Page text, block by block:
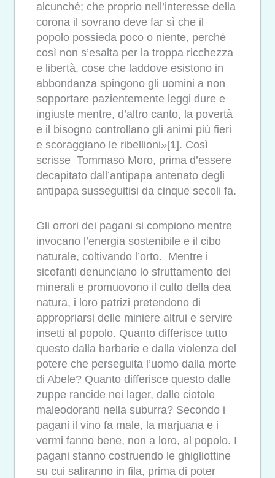
alcunché; che proprio nell’interesse della
corona il sovrano deve far sì che il
popolo possieda poco o niente, perché
così non s’esalta per la troppa ricchezza
e libertà, cose che laddove esistono in
abbondanza spingono gli uomini a non
sopportare pazientemente leggi dure e
ingiuste mentre, d’altro canto, la povertà
e il bisogno controllano gli animi più fieri
e scoraggiano le ribellioni»[1]. Così
scrisse Tommaso Moro, prima d’essere
decapitato dall’antipapa antenato degli
antipapa susseguitisi da cinque secoli fa.
Gli orrori dei pagani si compiono mentre
invocano l’energia sostenibile e il cibo
naturale, coltivando l’orto. Mentre i
sicofanti denunciano lo sfruttamento dei
minerali e promuovono il culto della dea
natura, i loro patrizi pretendono di
appropriarsi delle miniere altrui e servire
insetti al popolo. Quanto differisce tutto
questo dalla barbarie e dalla violenza del
potere che perseguita l’uomo dalla morte
di Abele? Quanto differisce questo dalle
zuppe rancide nei lager, dalle ciotole
maleodoranti nella suburra? Secondo i
pagani il vino fa male, la marjuana e i
vermi fanno bene, non a loro, al popolo. I
pagani stanno costruendo le ghigliottine
su cui saliranno in fila, prima di poter